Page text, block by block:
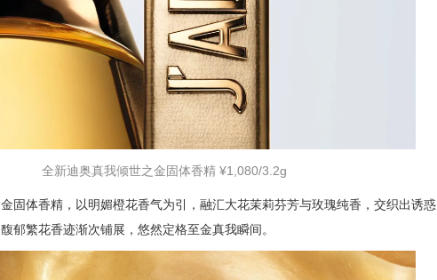
全新迪奥真我倾世之金固体香精 ¥1,080/3.2g
固体香精，以明媚橙花香气为引，融汇大花茉莉芬芳与玫瑰纯香，交织出诱惑
郁繁花香迹渐次铺展，悠然定格至金真我瞬间。